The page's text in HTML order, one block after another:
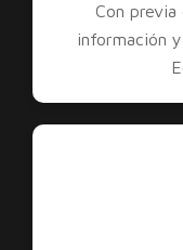
Con
información